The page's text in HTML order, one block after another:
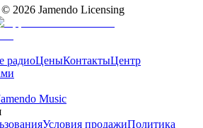
© 2026 Jamendo Licensing
радиоЦеныКонтактыЦентр
Music
Условия продажиПолитика